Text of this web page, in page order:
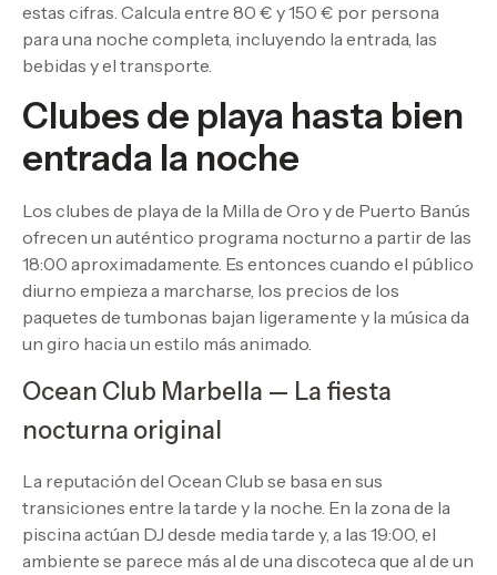
estas cifras. Calcula entre 80 € y 150 € por persona
para una noche completa, incluyendo la entrada, las
bebidas y el transporte.
Clubes de playa hasta bien
entrada la noche
Los clubes de playa de la Milla de Oro y de Puerto Banús
ofrecen un auténtico programa nocturno a partir de las
18:00 aproximadamente. Es entonces cuando el público
diurno empieza a marcharse, los precios de los
paquetes de tumbonas bajan ligeramente y la música da
un giro hacia un estilo más animado.
Ocean Club Marbella — La fiesta
nocturna original
La reputación del Ocean Club se basa en sus
transiciones entre la tarde y la noche. En la zona de la
piscina actúan DJ desde media tarde y, a las 19:00, el
ambiente se parece más al de una discoteca que al de un